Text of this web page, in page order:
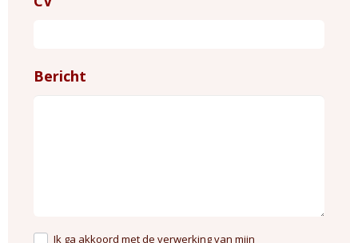
Bericht
Ik ga akkoord met de verwerking van mijn